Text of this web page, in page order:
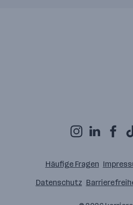
Häufige Fragen
Datenschutz